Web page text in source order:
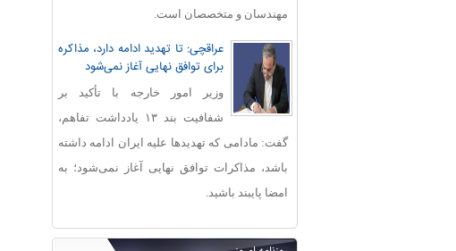
مهندسان و متخصصان است.
عراقچی: تا تهدید ادامه دارد، مذاکره
برای توافق نهایی آغاز نمی‌شود
وزیر امور خارجه با تأکید بر
شفافیت بند ۱۳ یادداشت تفاهم،
گفت: مادامی که تهدیدها علیه ایران ادامه داشته
باشد، مذاکرات توافق نهایی آغاز نمی‌شود؛ به
امضا پایبند باشید.